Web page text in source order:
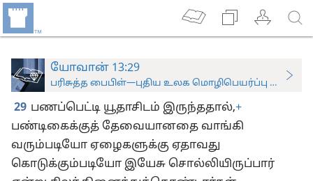
யோவான் 13:29
பரிசுத்த பைபிள்—புதிய உலக மொழிபெயர்ப்பு
29 பணப்பெட்டி யூதாசிடம் இருந்ததால்,+
பண்டிகைக்குத் தேவையானதை வாங்கி
வரும்படியோ ஏழைகளுக்கு ஏதாவது
கொடுக்கும்படியோ இயேசு சொல்லியிருப்பார்